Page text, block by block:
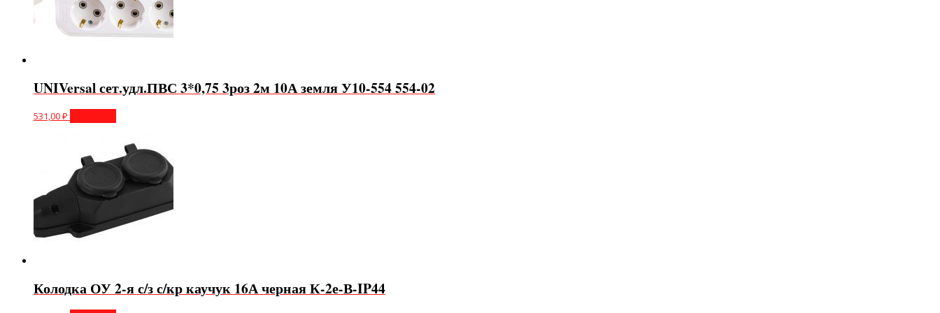
UNIVersal сет.удл.ПВС 3*0,75 3роз 2м 10А земля У10-554 554-02
531,00₽
Колодка ОУ 2-я с/з с/кр каучук 16А черная К-2е-В-IP44